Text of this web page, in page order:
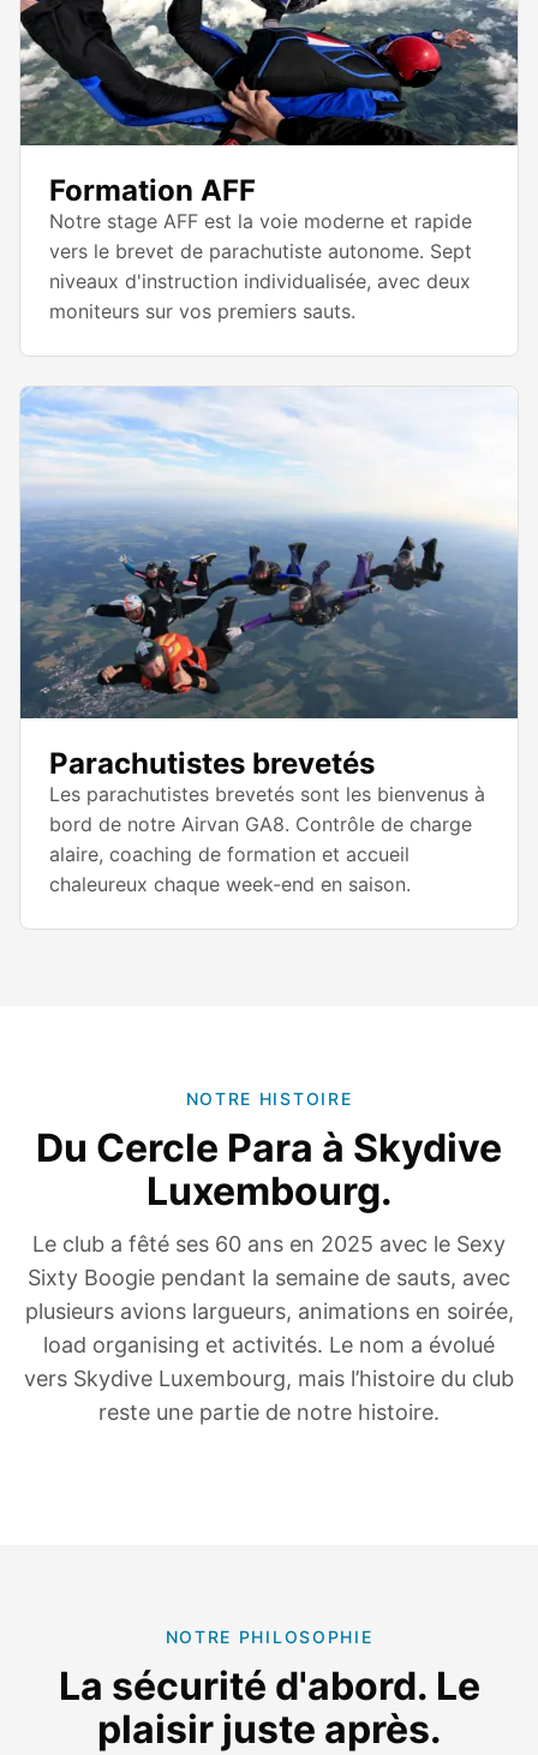
Formation AFF
Notre stage AFF est la voie moderne et rapide
vers le brevet de parachutiste autonome. Sept
niveaux d'instruction individualisée, avec deux
moniteurs sur vos premiers sauts.
Parachutistes brevetés
Les parachutistes brevetés sont les bienvenus à
bord de notre Airvan GA8. Contrôle de charge
alaire, coaching de formation et accueil
chaleureux chaque week-end en saison.
NOTRE HISTOIRE
Du Cercle Para à Skydive
Luxembourg.
Le club a fêté ses 60 ans en 2025 avec le Sexy
Sixty Boogie pendant la semaine de sauts, avec
plusieurs avions largueurs, animations en soirée,
load organising et activités. Le nom a évolué
vers Skydive Luxembourg, mais l’histoire du club
reste une partie de notre histoire.
NOTRE PHILOSOPHIE
La sécurité d'abord. Le
plaisir juste après.